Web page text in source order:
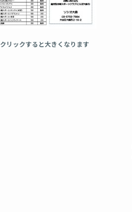
クリックすると大きくなります